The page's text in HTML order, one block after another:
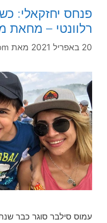
פנחס יחזקאלי:
רלוונטי – מחאת
20 באפריל 2021 מאת
עמוס סילבר סוגר כבר